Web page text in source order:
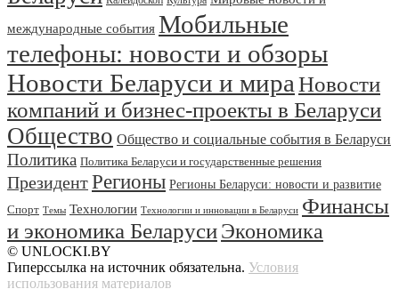
международные события Мобильные
телефоны: новости и обзоры
Новости Беларуси и мира Новости
компаний и бизнес-проекты в Беларуси
Общество Общество и социальные события в Беларуси
Политика Политика Беларуси и государственные решения
ПрезидентРегионы Регионы Беларуси: новости и развитие
Спорт Темы Технологии Технологии и инновации в Беларуси Финансы
и экономика БеларусиЭкономика
© UNLOCKI.BY
Гиперссылка на источник обязательна. Условия
использования материалов